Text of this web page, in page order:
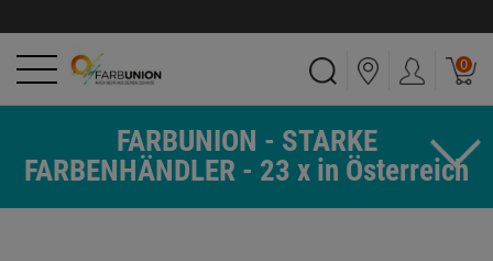
0
FARBUNION - STARKE
FARBENHÄNDLER - 23 x in Österreich